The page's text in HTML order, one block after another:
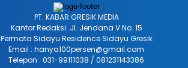
PT. KABAR GRESIK MEDIA
Kantor Redaksi: Jl. Jendana V No. 15
Permata Sidayu Residence Sidayu Gresik
Email : hanya100persen@gmail.com
Telepon : 031-99111038 / 081231143386